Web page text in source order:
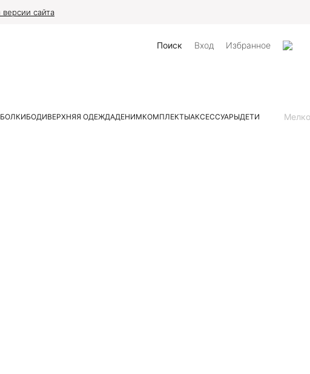
сайта
Поиск Вход Избранное
БОДИВЕРХНЯЯ ОДЕЖДАДЕНИМКОМПЛЕКТЫАКСЕССУАРЫДЕТИ Мелко